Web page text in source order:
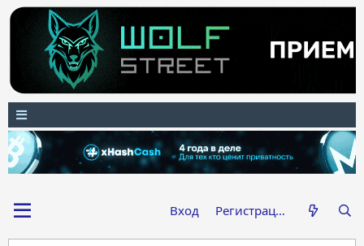
Вход Регистрация